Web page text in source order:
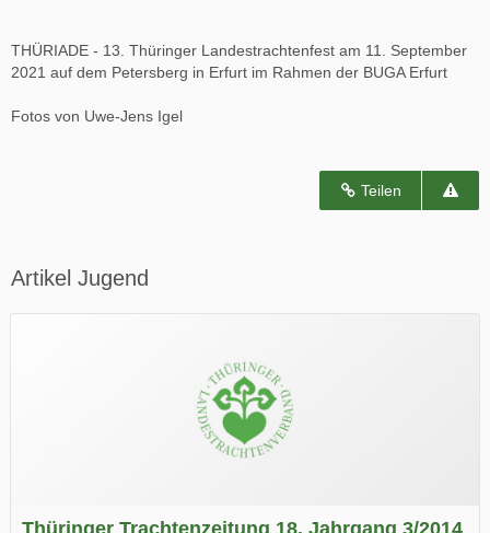
THÜRIADE - 13. Thüringer Landestrachtenfest am 11. September
2021 auf dem Petersberg in Erfurt im Rahmen der BUGA Erfurt
Fotos von Uwe-Jens Igel
Teilen
Artikel Jugend